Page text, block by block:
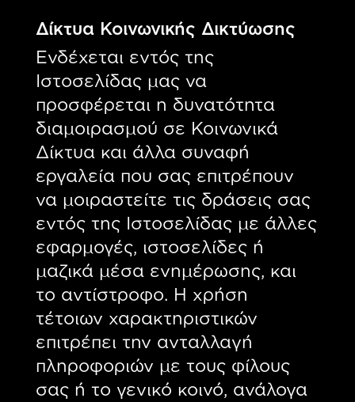
Δίκτυα Κοινωνικής Δικτύωσης
Ενδέχεται εντός της
Ιστοσελίδας μας να
προσφέρεται η δυνατότητα
διαμοιρασμού σε Κοινωνικά
Δίκτυα και άλλα συναφή
εργαλεία που σας επιτρέπουν
να μοιραστείτε τις δράσεις σας
εντός της Ιστοσελίδας με άλλες
εφαρμογές, ιστοσελίδες ή
μαζικά μέσα ενημέρωσης, και
το αντίστροφο. Η χρήση
τέτοιων χαρακτηριστικών
επιτρέπει την ανταλλαγή
πληροφοριών με τους φίλους
σας ή το γενικό κοινό, ανάλογα